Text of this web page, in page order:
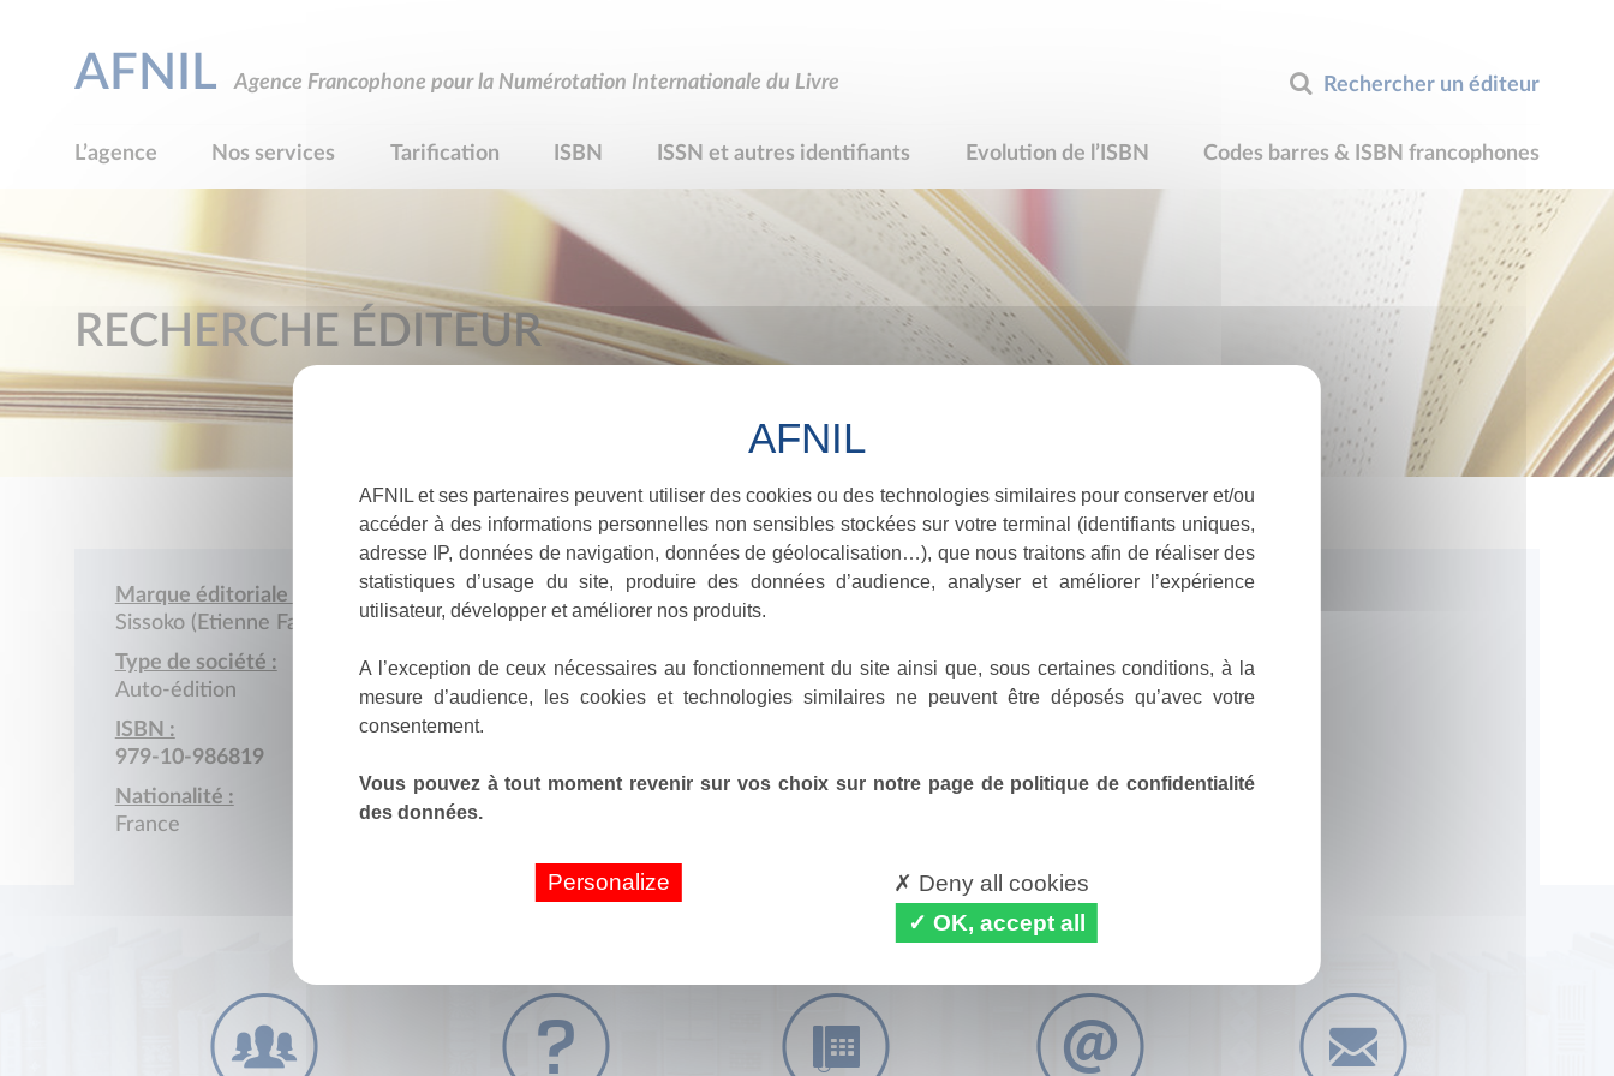
Rechercher un éditeur
AFNIL Agence Francophone pour la Numérotation Internationale du Livre
L’agence Nos services Tarification ISBN ISSN et autres identifiants Evolution de l’ISBN Codes barres & ISBN francophones
RECHERCHE ÉDITEUR
Marque éditoriale :
Sissoko (Etienne Fakaba)
Type de société :
Auto-édition
ISBN :
979-10-986819
Nationalité :
France
AFNIL et ses partenaires peuvent utiliser des cookies ou des technologies similaires pour conserver et/ou
accéder à des informations personnelles non sensibles stockées sur votre terminal (identifiants uniques,
adresse IP, données de navigation, données de géolocalisation…), que nous traitons afin de réaliser des
statistiques d’usage du site, produire des données d’audience, analyser et améliorer l’expérience
utilisateur, développer et améliorer nos produits.
A l’exception de ceux nécessaires au fonctionnement du site ainsi que, sous certaines conditions, à la
mesure d’audience, les cookies et technologies similaires ne peuvent être déposés qu’avec votre
consentement.
Vous pouvez à tout moment revenir sur vos choix sur notre page de politique de confidentialité
des données.
Personalize
Deny all cookies
OK, accept all